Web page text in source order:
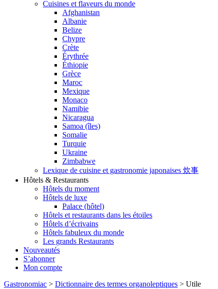
Cuisines et flaveurs du monde
Afghanistan
Albanie
Belize
Chypre
Crète
Érythrée
Éthiopie
Grèce
Maroc
Mexique
Monaco
Namibie
Nicaragua
Samoa (îles)
Somalie
Turquie
Ukraine
Zimbabwe
Lexique de cuisine et gastronomie japonaises 炊事
Hôtels & Restaurants
Hôtels du moment
Hôtels de luxe
Palace (hôtel)
Hôtels et restaurants dans les étoiles
Hôtels d’écrivains
Hôtels fabuleux du monde
Les grands Restaurants
Nouveautés
S’abonner
Mon compte
Gastronomiac > Dictionnaire des termes organoleptiques > Utile